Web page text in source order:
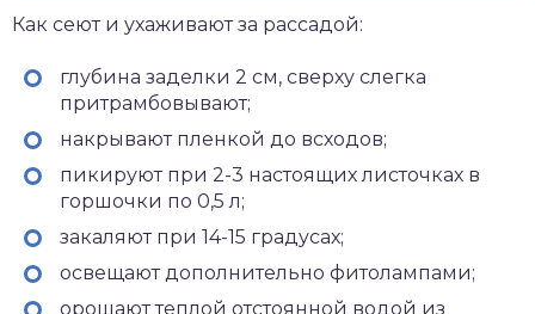
Как сеют и ухаживают за рассадой:
глубина заделки 2 см, сверху слегка
притрамбовывают;
накрывают пленкой до всходов;
пикируют при 2-3 настоящих листочках в
горшочки по 0,5 л;
закаляют при 14-15 градусах;
освещают дополнительно фитолампами;
орошают теплой отстоянной водой из